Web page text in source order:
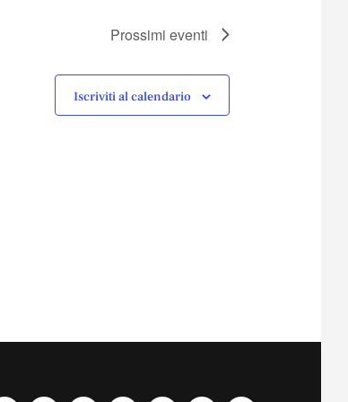
Prossimi eventi
Iscriviti al calendario